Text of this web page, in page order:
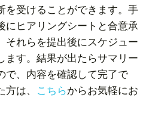
を受けることができます。手
にヒアリングシートと合意承
それらを提出後にスケジュー
ます。結果が出たらサマリー
で、内容を確認して完了で
は、
こちらからお気軽にお